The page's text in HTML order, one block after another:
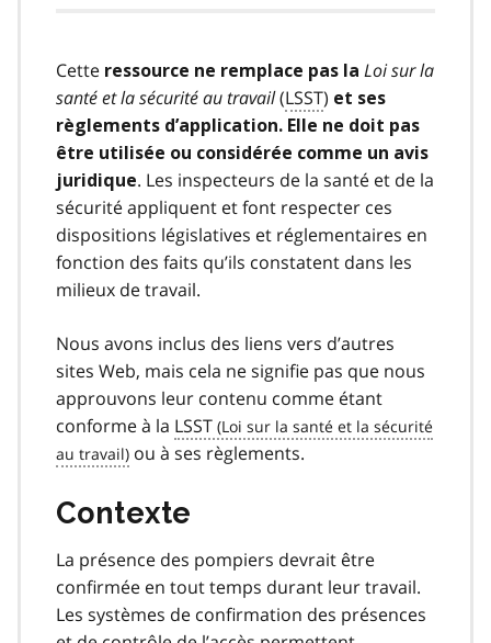
Cette ressource ne remplace pas la Loi sur la
santé et la sécurité au travail(LSST) et ses
règlements d’application. Elle ne doit pas
être utilisée ou considérée comme un avis
juridique. Les inspecteurs de la santé et de la
sécurité appliquent et font respecter ces
dispositions législatives et réglementaires en
fonction des faits qu’ils constatent dans les
milieux de travail.
Nous avons inclus des liens vers d’autres
sites Web, mais cela ne signifie pas que nous
approuvons leur contenu comme étant
conforme à la LSST
ou à ses règlements.
Contexte
La présence des pompiers devrait être
confirmée en tout temps durant leur travail.
Les systèmes de confirmation des présences